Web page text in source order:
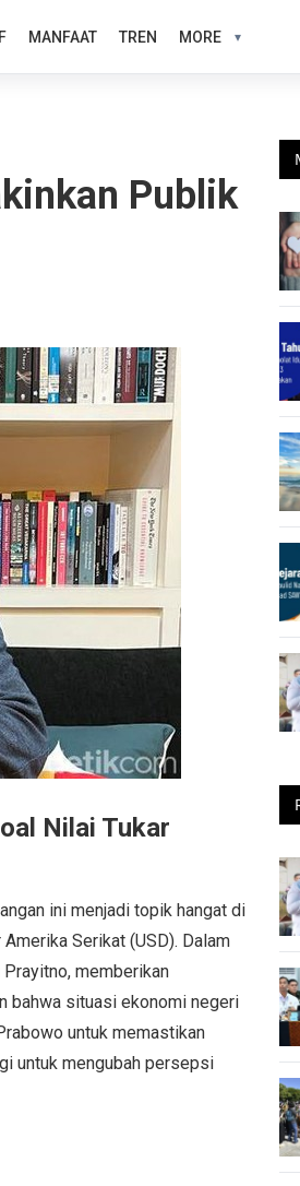
MANFAAT TREN MORE
Publik
Nilai Tukar
ini menjadi topik hangat di
Serikat (USD). Dalam
memberikan
bahwa situasi ekonomi negeri
untuk memastikan
untuk mengubah persepsi